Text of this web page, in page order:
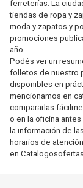
ferreterías. La
tiendas de ropa y
moda y zapatos y
promociones
año.
Podés ver un
folletos de nuestro
disponibles en
mencionamos en
compararlas
o en la oficina
la información de
horarios de
en